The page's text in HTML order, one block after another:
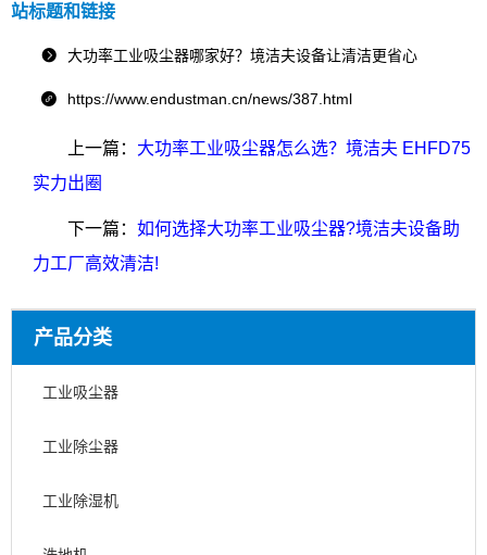
站标题和链接
 大功率工业吸尘器哪家好？境洁夫设备让清洁更省心
 https://www.endustman.cn/news/387.html
上一篇： 大功率工业吸尘器怎么选？境洁夫 EHFD75
实力出圈​
下一篇： 如何选择大功率工业吸尘器?境洁夫设备助
力工厂高效清洁!
产品分类
工业吸尘器
工业除尘器
工业除湿机